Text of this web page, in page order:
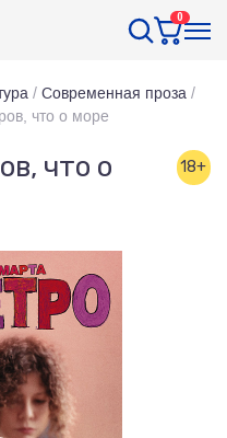
0
/ Современная проза /
что о море
что о
18+